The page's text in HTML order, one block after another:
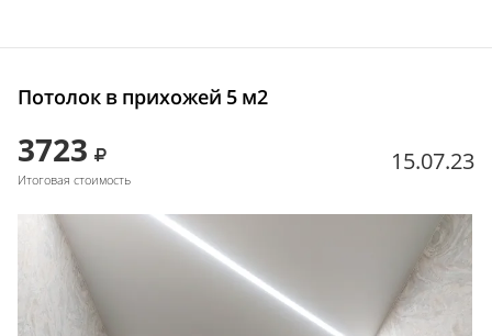
Потолок в прихожей 5 м2
3723
Итоговая стоимость
15.07.23